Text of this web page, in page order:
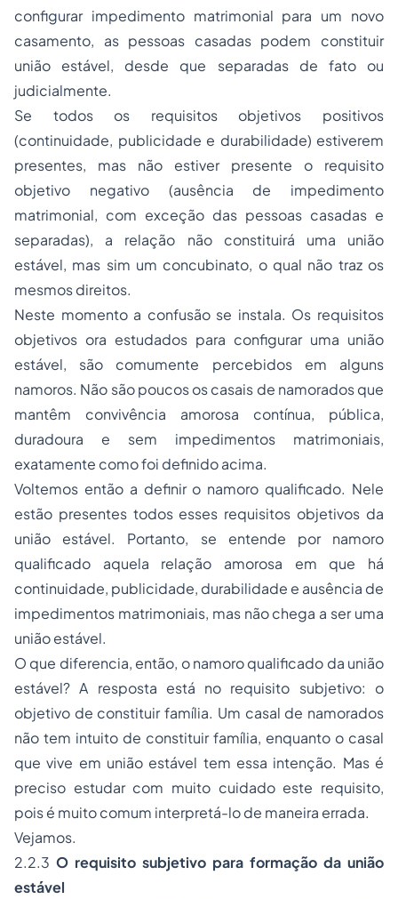
configurar impedimento matrimonial para um novo
casamento, as pessoas casadas podem constituir
união estável, desde que separadas de fato ou
judicialmente.
Se todos os requisitos objetivos positivos
(continuidade, publicidade e durabilidade) estiverem
presentes, mas não estiver presente o requisito
objetivo negativo (ausência de impedimento
matrimonial, com exceção das pessoas casadas e
separadas), a relação não constituirá uma união
estável, mas sim um concubinato, o qual não traz os
mesmos direitos.
Neste momento a confusão se instala. Os requisitos
objetivos ora estudados para configurar uma união
estável, são comumente percebidos em alguns
namoros. Não são poucos os casais de namorados que
mantêm convivência amorosa contínua, pública,
duradoura e sem impedimentos matrimoniais,
exatamente como foi definido acima.
Voltemos então a definir o namoro qualificado. Nele
estão presentes todos esses requisitos objetivos da
união estável. Portanto, se entende por namoro
qualificado aquela relação amorosa em que há
continuidade, publicidade, durabilidade e ausência de
impedimentos matrimoniais, mas não chega a ser uma
união estável.
O que diferencia, então, o namoro qualificado da união
estável? A resposta está no requisito subjetivo: o
objetivo de constituir família. Um casal de namorados
não tem intuito de constituir família, enquanto o casal
que vive em união estável tem essa intenção. Mas é
preciso estudar com muito cuidado este requisito,
pois é muito comum interpretá-lo de maneira errada.
Vejamos.
2.2.3 O requisito subjetivo para formação da união
estável